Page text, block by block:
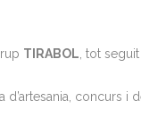
TIRABOL , tot
concurs i